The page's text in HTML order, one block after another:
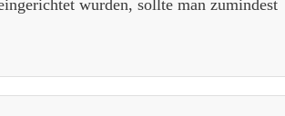
wurden, sollte man zumindest